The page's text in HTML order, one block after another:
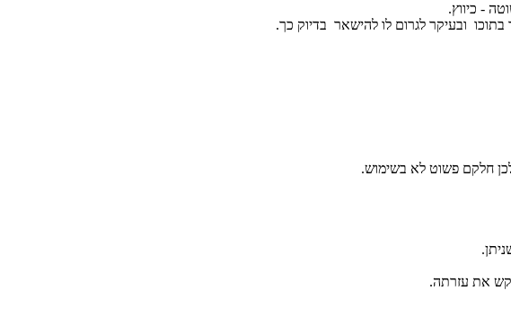
- כיווץ.
ובעיקר לגרום לו להישאר בדיוק כך.
חלקם פשוט לא בשימוש.
את עזרתה.